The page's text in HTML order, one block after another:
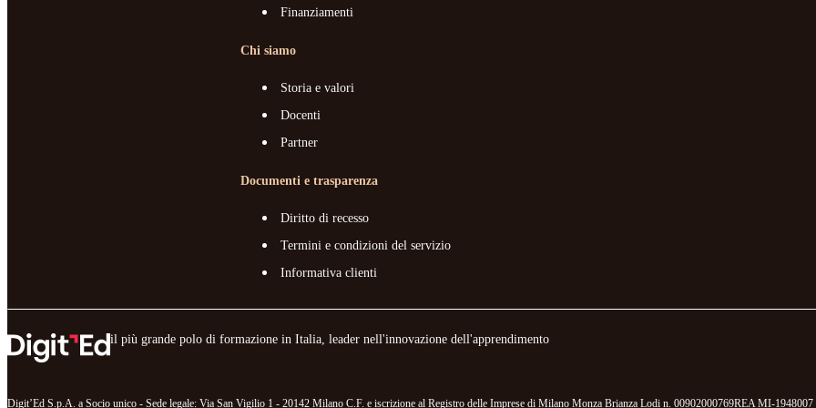
Finanziamenti
Chi siamo
Storia e valori
Docenti
Partner
Documenti e trasparenza
Diritto di recesso
Termini e condizioni del servizio
Informativa clienti
il più grande polo di formazione in Italia, leader nell'innovazione dell'apprendimento
Digit’Ed S.p.A. a Socio unico - Sede legale: Via San Vigilio 1 - 20142 Milano C.F. e iscrizione al Registro delle Imprese di Milano Monza Brianza Lodi n. 00902000769REA MI-1948007